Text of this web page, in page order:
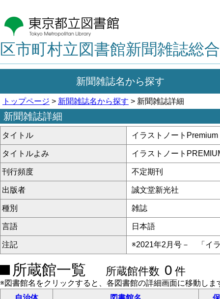
区市町村立図書館新聞雑誌総
新聞雑誌名から探す
トップページ > 新聞雑誌名から探す > 新聞雑誌詳細
新聞雑誌詳細
タイトル イラストノートPremium
タイトルよみ イラストノート
刊行頻度 不定期刊
出版者 誠文堂新光社
種別 雑誌
言語 日本語
注記 ※2021年2月号－ 「イ
所蔵館一覧 所蔵館件数 0 件
※図書館名をクリックすると、各図書館の詳細画面に移動しま